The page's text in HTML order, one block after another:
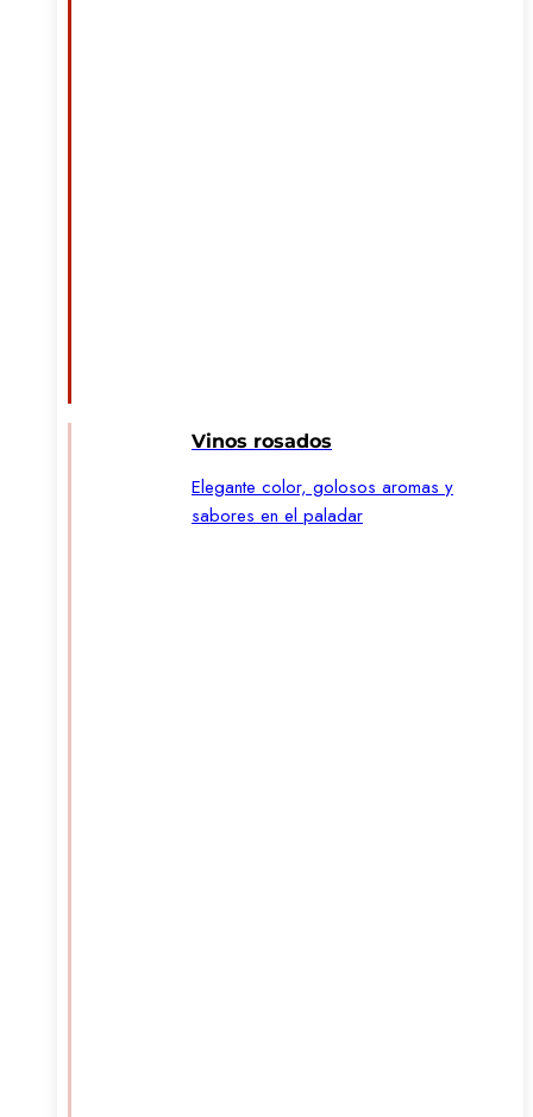
Vinos rosados
Elegante color, golosos aromas y
sabores en el paladar